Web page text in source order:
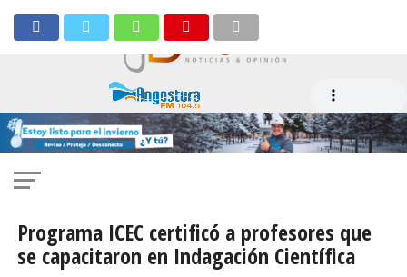
Programa ICEC certificó a profesores que
se capacitaron en Indagación Científica